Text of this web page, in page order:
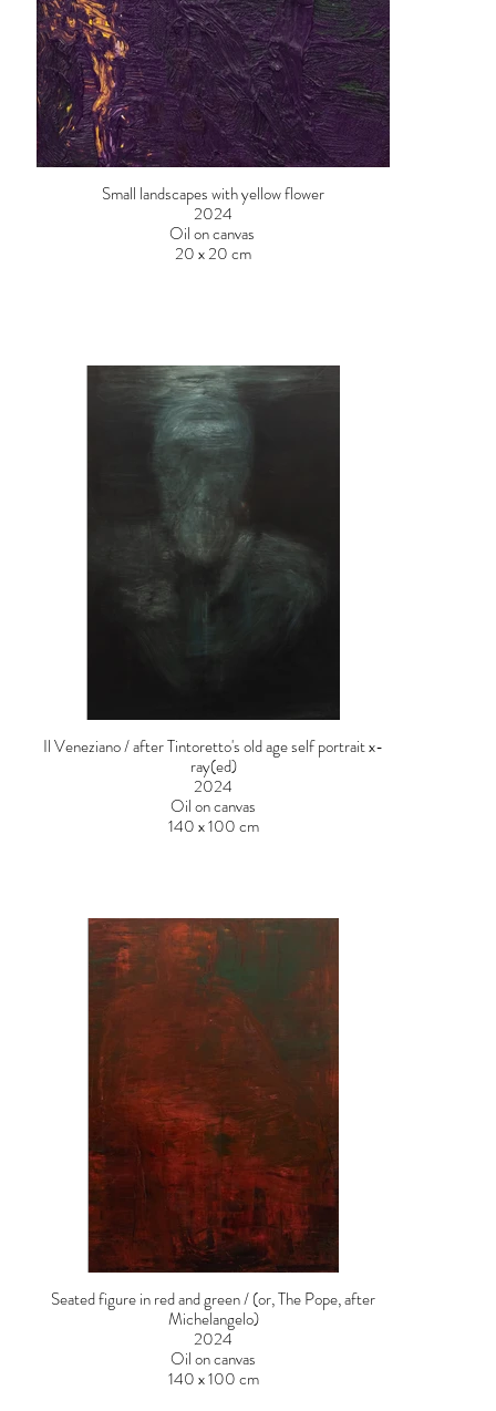
Small landscapes with yellow flower
2024
Oil on canvas
20 x 20 cm
Il Veneziano / after Tintoretto's old age self portrait x-
ray(ed)
2024
Oil on canvas
140 x 100 cm
Seated figure in red and green / (or, The Pope, after
Michelangelo)
2024
Oil on canvas
140 x 100 cm